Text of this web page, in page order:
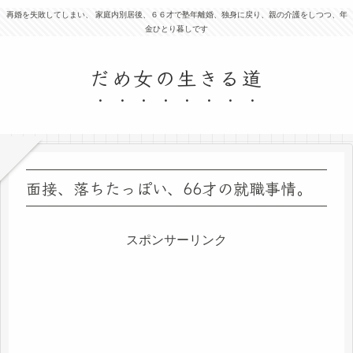
再婚を失敗してしまい、 家庭内別居後、６６才で塾年離婚、独身に戻り、親の介護をしつつ、年
金ひとり暮しです
だめ女の生きる道
面接、落ちたっぽい、66才の就職事情。
スポンサーリンク